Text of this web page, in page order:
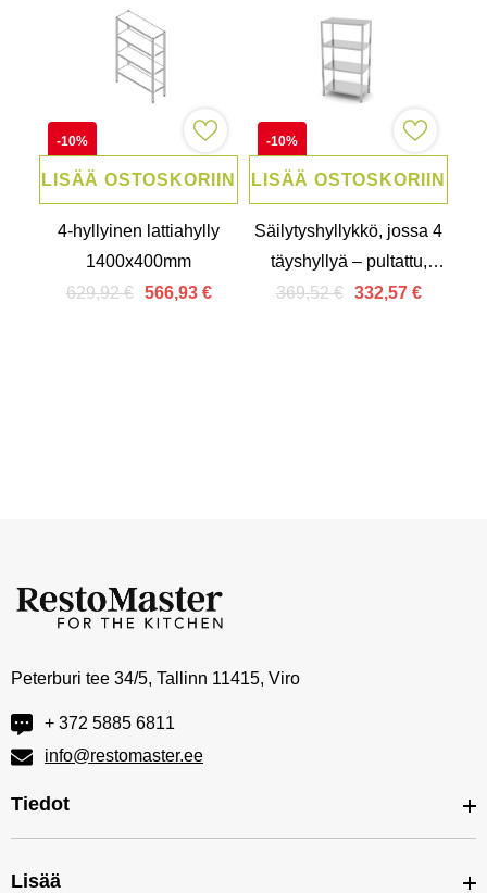
LISÄÄ OSTOSKORIIN
-10%
4-hyllyinen lattiahylly
1400x400mm
629,92 €
566,93 €
LISÄÄ OSTOSKORIIN
-10%
Säilytyshyllykkö, jossa 4
täyshyllyä – pultattu,
Hendi, Kitchen Line,
369,52 € 332,57 €
Peterburi tee 34/5, Tallinn 11415, Viro
+ 372 5885 6811
info@restomaster.ee
Tiedot
Outlet
Lisää